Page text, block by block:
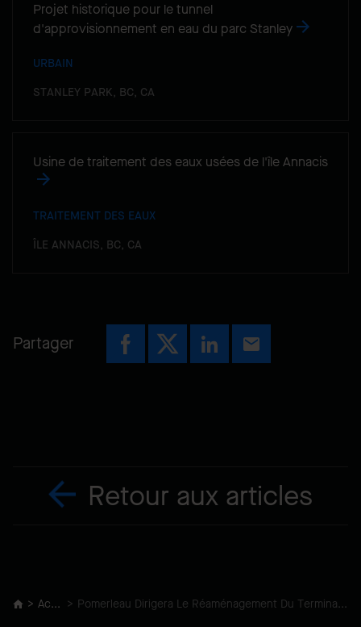
Projet historique pour le tunnel
d'approvisionnement en eau du parc Stanley
URBAIN
STANLEY PARK, BC, CA
Usine de traitement des eaux usées de l'île Annacis
TRAITEMENT DES EAUX
ÎLE ANNACIS, BC, CA
Partager
Retour aux articles
Actualités Pomerleau Dirigera Le Réaménagement Du Terminal de Belleville Dans Le Port de Victoria